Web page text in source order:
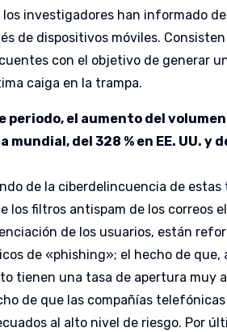
los investigadores han informado
de dispositivos móviles.
con el objetivo de generar
caiga en la trampa.
periodo, el aumento del
mundial, del 328 % en EE. UU. y
de la ciberdelincuencia de
los filtros antispam de los correos
de los usuarios, están
de «phishing»; el hecho de
tienen una tasa de apertura muy
de que las compañías
al alto nivel de riesgo. Por